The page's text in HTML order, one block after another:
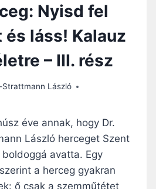
Nyisd fel
láss! Kalauz
– III. rész
László
éve annak, hogy Dr.
László herceget Szent
boldoggá avatta. Egy
a herceg gyakran
ő csak a szemműtétet